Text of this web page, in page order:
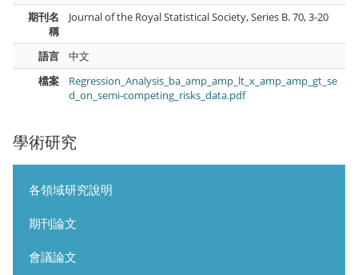
學術研究
各領域研究說明
期刊論文
會議論文
期刊名
稱
Journal of the Royal Statistical Society, Series B. 70, 3-20
語言
中文
檔案
Regression_Analysis_ba_amp_amp_lt_x_amp_amp_gt_se
d_on_semi-competing_risks_data.pdf